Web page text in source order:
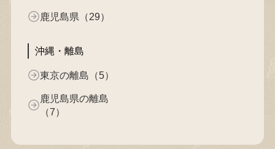
鹿児島県（29）
沖縄・離島
東京の離島（5）
鹿児島県の離島
（7）